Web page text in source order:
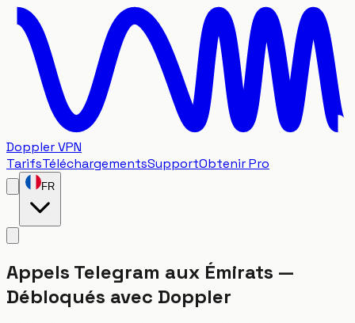
Doppler VPN
TarifsTéléchargementsSupportObtenir Pro
FR
Appels Telegram aux Émirats —
Débloqués avec Doppler